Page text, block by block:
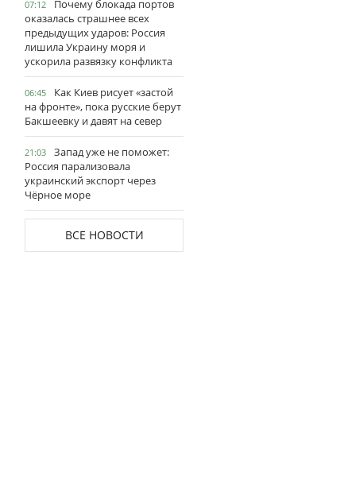
07:12
Почему блокада портов
оказалась страшнее всех
предыдущих ударов: Россия
лишила Украину моря и
ускорила развязку конфликта
06:45
Как Киев рисует «застой
на фронте», пока русские берут
Бакшеевку и давят на север
21:03
Запад уже не поможет:
Россия парализовала
украинский экспорт через
Чёрное море
ВСЕ НОВОСТИ